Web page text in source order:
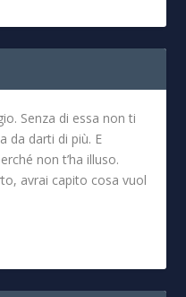
Senza di essa non ti
da darti di più. E
non t’ha illuso.
avrai capito cosa vuol